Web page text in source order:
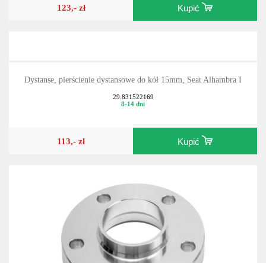
123,- zł Kupić
Dystanse, pierścienie dystansowe do kół 15mm, Seat Alhambra I
29.831522169
8-14 dni
113,- zł Kupić